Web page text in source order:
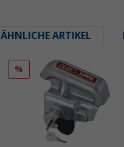
ÄHNLICHE ARTIKEL
%